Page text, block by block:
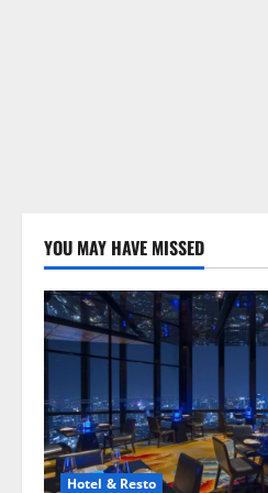
YOU MAY HAVE MISSED
Hotel & Resto